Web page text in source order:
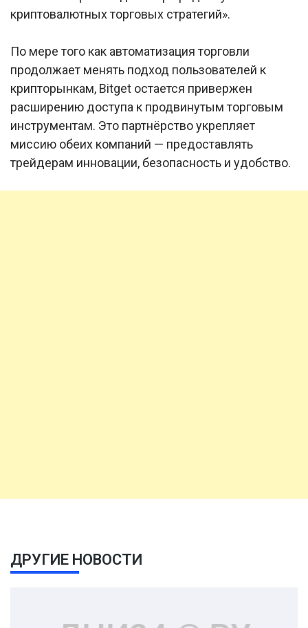
криптовалютных торговых стратегий».
По мере того как автоматизация торговли
продолжает менять подход пользователей к
крипторынкам, Bitget остается привержен
расширению доступа к продвинутым торговым
инструментам. Это партнёрство укрепляет
миссию обеих компаний — предоставлять
трейдерам инновации, безопасность и удобство.
ДРУГИЕ НОВОСТИ